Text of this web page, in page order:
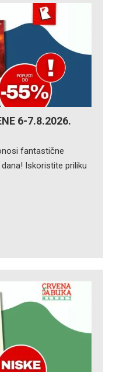
6-7.8.2026.
fantastične
Iskoristite priliku